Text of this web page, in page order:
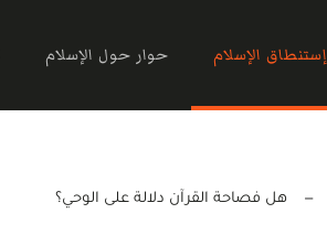
إستنطاق الإسلام حوار حول الإسلام
هل فصاحة القرآن دلالة على الوحي؟